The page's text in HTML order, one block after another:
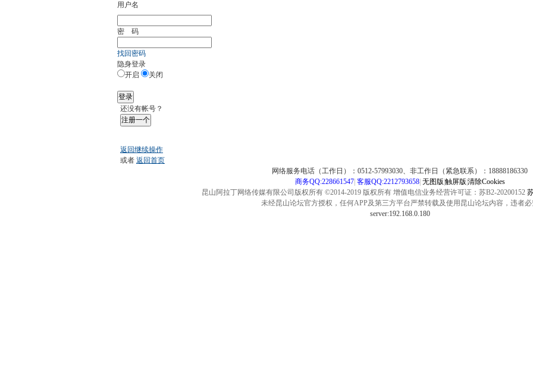
用户名
密 码
找回密码
隐身登录
开启
关闭
登录
还没有帐号？
注册一个
返回继续操作
或者 返回首页
网络服务电话（工作日）：0512-57993030、非工作日（紧急联系）：18888186330
商务QQ:228661547| 客服QQ:2212793658| 无图版 触屏版 清除Cookies
昆山阿拉丁网络传媒有限公司版权所有 ©2014-2019 版权所有 增值电信业务经营许可证：苏B2-20200152
未经昆山论坛官方授权，任何APP及第三方平台严禁转载及使用昆山论坛内容，违者必
server:192.168.0.180